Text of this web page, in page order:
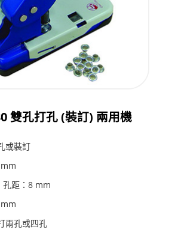
雙孔打孔 (裝訂) 兩用機
或裝訂
距：8 mm
兩孔或四孔